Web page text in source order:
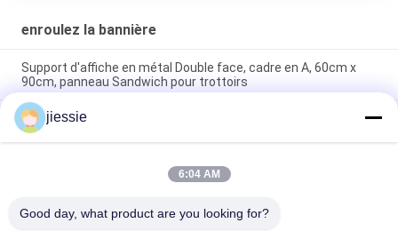
enroulez la bannière
Support d'affiche en métal Double face, cadre en A, 60cm x
90cm, panneau Sandwich pour trottoirs
8FT 10FT 20FT exposition salon commercial rouleau tirer vers
le haut affichage mural cabine extensible Tension tissu toile
de fond affichage bannière stands
Portatif POP Up Backdrop Banner Stand 3x3 Pour la publicité
jiessie
6:04 AM
Good day, what product are you looking for?